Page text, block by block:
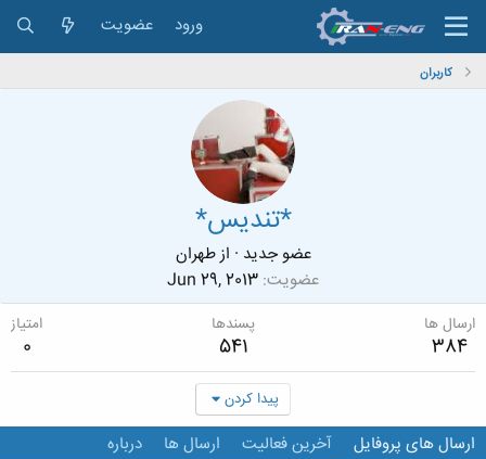
ورود عضویت
کاربران
*تندیس*
عضو جدید · ازطهران
عضویت Jun 29, 2013
ارسال ها
384
پسندها
541
امتیاز
0
پیدا کردن
ارسال های پروفایل آخرین فعالیت ارسال ها درباره